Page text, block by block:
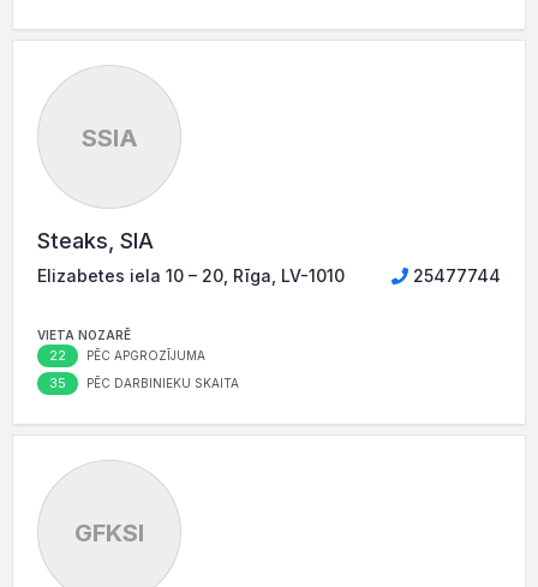
SSIA
Steaks, SIA
Elizabetes iela 10 – 20, Rīga, LV-1010 25477744
VIETA NOZARĒ
22 PĒC APGROZĪJUMA
35 PĒC DARBINIEKU SKAITA
GFKSI